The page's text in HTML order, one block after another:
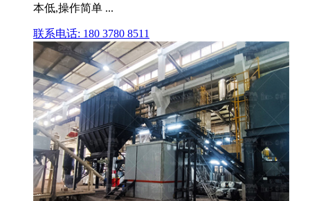
本低,操作简单 ...
联系电话: 180 3780 8511